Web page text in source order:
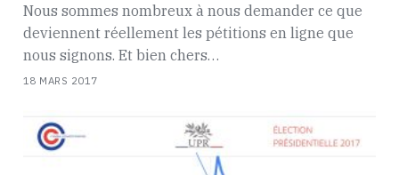
Nous sommes nombreux à nous demander ce que
deviennent réellement les pétitions en ligne que
nous signons. Et bien chers…
18 MARS 2017